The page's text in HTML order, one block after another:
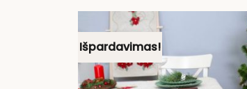
16,00 €
Išpardavimas!